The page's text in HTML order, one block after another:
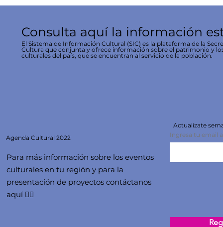
Consulta aquí la información
El Sistema de Información Cultural (SIC) es la plataforma de la
Cultura que conjunta y ofrece información sobre el patrimonio y
culturales del país, que se encuentran al servicio de la población.
Agenda Cultural 2022
Para más información sobre los eventos
culturales en tu región y para la
presentación de proyectos contáctanos
aquí 👇🏻
Actualízate
Ingresa tu email